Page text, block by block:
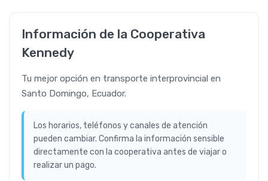
Información de la Cooperativa
Kennedy
Tu mejor opción en transporte interprovincial en
Santo Domingo, Ecuador.
Los horarios, teléfonos y canales de atención
pueden cambiar. Confirma la información sensible
directamente con la cooperativa antes de viajar o
realizar un pago.